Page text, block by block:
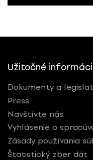
Užitočné
Dokumenty a
Press
Navštívte nás
Vyhlásenie o
Zásady používania
Štatistický zber dát